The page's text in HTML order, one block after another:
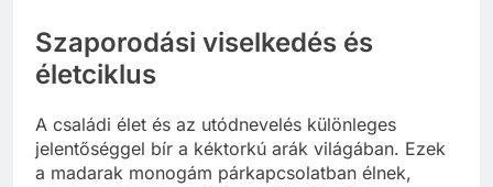
Szaporodási viselkedés és
életciklus
A családi élet és az utódnevelés különleges
jelentőséggel bír a kéktorkú arák világában. Ezek
a madarak monogám párkapcsolatban élnek,